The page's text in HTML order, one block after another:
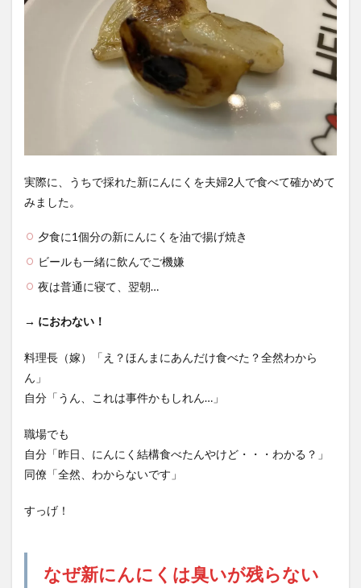
実際に、うちで採れた新にんにくを夫婦2人で食べて確かめて
みました。
夕食に1個分の新にんにくを油で揚げ焼き
ビールも一緒に飲んでご機嫌
夜は普通に寝て、翌朝…
→ におわない！
料理長（嫁）「え？ほんまにあんだけ食べた？全然わから
ん」
自分「うん、これは事件かもしれん…」
職場でも
自分「昨日、にんにく結構食べたんやけど・・・わかる？」
同僚「全然、わからないです」
すっげ！
なぜ新にんにくは臭いが残らない